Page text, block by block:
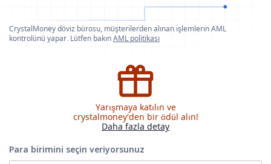
CrystalMoney döviz bürosu, müşterilerden alınan işlemlerin AML
kontrolünü yapar. Lütfen bakınAML politikası
Yarışmaya katılın ve
crystalmoney'den bir ödül alın!
Daha fazla detay
Para birimini seçin veriyorsunuz